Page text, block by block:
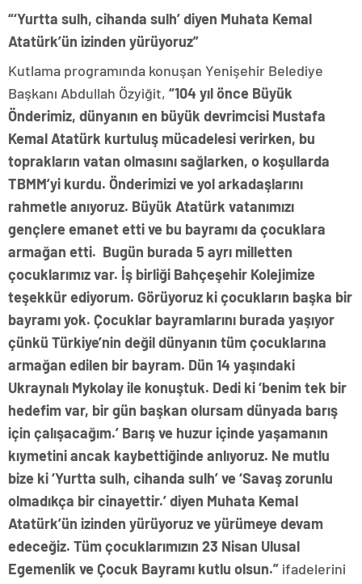
“‘Yurtta sulh, cihanda sulh’ diyen Muhata Kemal
Atatürk’ün izinden yürüyoruz”
Kutlama programında konuşan Yenişehir Belediye
Başkanı Abdullah Özyiğit, “104 yıl önce Büyük
Önderimiz, dünyanın en büyük devrimcisi Mustafa
Kemal Atatürk kurtuluş mücadelesi verirken, bu
toprakların vatan olmasını sağlarken, o koşullarda
TBMM’yi kurdu. Önderimizi ve yol arkadaşlarını
rahmetle anıyoruz. Büyük Atatürk vatanımızı
gençlere emanet etti ve bu bayramı da çocuklara
armağan etti. Bugün burada 5 ayrı milletten
çocuklarımız var. İş birliği Bahçeşehir Kolejimize
teşekkür ediyorum. Görüyoruz ki çocukların başka bir
bayramı yok. Çocuklar bayramlarını burada yaşıyor
çünkü Türkiye’nin değil dünyanın tüm çocuklarına
armağan edilen bir bayram. Dün 14 yaşındaki
Ukraynalı Mykolay ile konuştuk. Dedi ki ‘benim tek bir
hedefim var, bir gün başkan olursam dünyada barış
için çalışacağım.’ Barış ve huzur içinde yaşamanın
kıymetini ancak kaybettiğinde anlıyoruz. Ne mutlu
bize ki ‘Yurtta sulh, cihanda sulh’ ve ‘Savaş zorunlu
olmadıkça bir cinayettir.’ diyen Muhata Kemal
Atatürk’ün izinden yürüyoruz ve yürümeye devam
edeceğiz. Tüm çocuklarımızın 23 Nisan Ulusal
Egemenlik ve Çocuk Bayramı kutlu olsun.” ifadelerini